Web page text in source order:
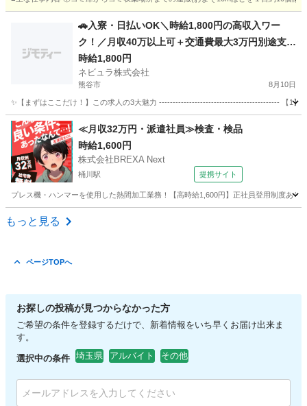
その他 時給
🚗入寮・日払いOK＼時給1,800円の高収入ワー
ク！／月収40万以上可＋交通費最大3万円別途支
給！急な出費も安心の「日払い制度」あり♪大手自
動車製造スタッフ［群馬県太田市］80880
時給1,800円
ネビュラ株式会社
熊谷市 8月10日
✨【まずはここだけ！】この求人の3大魅力 -------------------------------------------- 【1】
埼玉 熊谷市 その他 給料日
≪月収32万円・派遣社員≫検査・検品
時給1,600円
株式会社BREXA Next
桶川駅 提携サイト
プレス機・ハンマーを使用した熱間加工業務！【高時給1,600円】正社員登用制度あ
埼玉 桶川市
もっと見る
ページTOPへ
お探しの投稿が見つからなかった方
ご希望の条件を登録するだけで、新着情報をいち早くお届け出来ま
す。
選択中の条件 埼玉県 アルバイト その他